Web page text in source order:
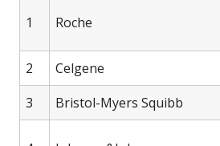
1 Roche
2 Celgene
3
Bristol-Myers Squibb